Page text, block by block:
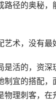
路径的奥秘，
艺术，没有最
是活的，资深
制宜的搭配
物理刺客，